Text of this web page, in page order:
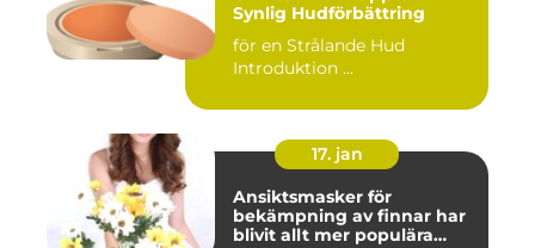
Synlig Hudförbättring
för en Strålande Hud
Introduktion ...
17. jan
Ansiktsmasker för
bekämpning av finnar har
blivit allt mer populära